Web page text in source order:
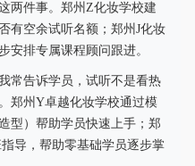
两件事。郑州Z化妆学校建
有空余试听名额；郑州J化妆
安排专属课程顾问跟进。
常告诉学员，试听不是看热
郑州Y卓越化妆学校通过模
型）帮助学员快速上手；郑
导，帮助零基础学员逐步掌